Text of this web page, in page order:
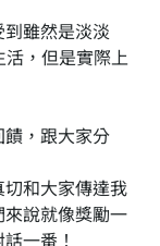
雖然是淡淡
，但是實際上
，跟大家分
和大家傳達我
說就像獎勵一
一番！